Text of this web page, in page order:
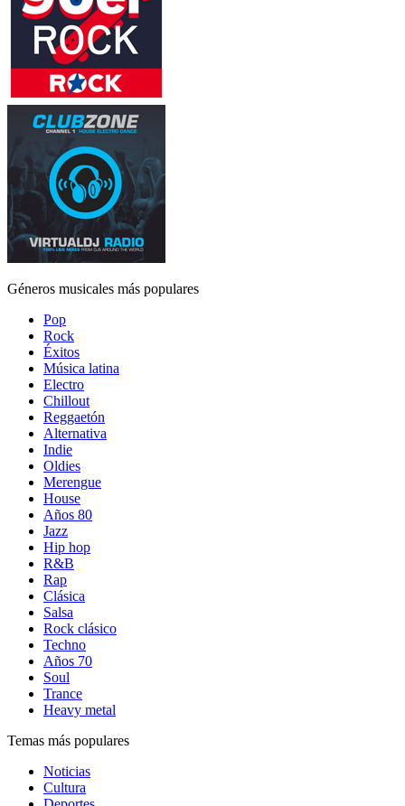
Géneros musicales más populares
Pop
Rock
Éxitos
Música latina
Electro
Chillout
Reggaetón
Alternativa
Indie
Oldies
Merengue
House
Años 80
Jazz
Hip hop
R&B
Rap
Clásica
Salsa
Rock clásico
Techno
Años 70
Soul
Trance
Heavy metal
Temas más populares
Noticias
Cultura